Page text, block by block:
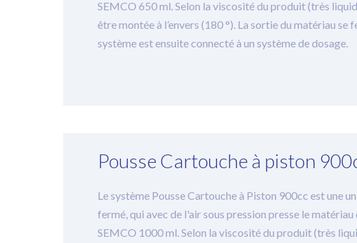
SEMCO 650 ml. Selon la viscosité du produit (très
être montée à l’envers (180 °). La sortie du matériau se
système est ensuite connecté à un système de dosage.
Pousse Cartouche à piston
Le système Pousse Cartouche à Piston 900cc est une
fermé, qui avec de l'air sous pression presse le
SEMCO 1000 ml. Selon la viscosité du produit (très